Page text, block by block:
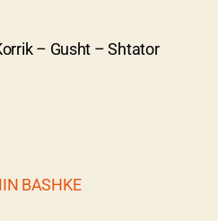
– Gusht – Shtator
BASHKE